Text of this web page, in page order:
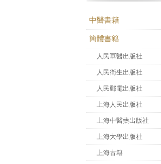
中醫書籍
簡體書籍
人民軍醫出版社
人民衛生出版社
人民郵電出版社
上海人民出版社
上海中醫藥出版社
上海大學出版社
上海古籍